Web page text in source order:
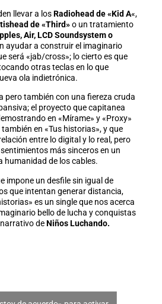
llevar a losRadiohead de «Kid A«,
de «Third»o un tratamiento
Air, LCD Soundsystem o
ayudar a construir el imaginario
será «jab/cross»; lo cierto es que
otras teclas en lo que
ola indietrónica.
pero también con una fiereza cruda
el proyecto que capitanea
en «Mírame» y «Proxy»
en «Tus historias», y que
entre lo digital y lo real, pero
más sinceros en un
humanidad de los cables.
impone un desfile sin igual de
que intentan generar distancia,
es un single que nos acerca
bello de lucha y conquistas
deNiños Luchando.